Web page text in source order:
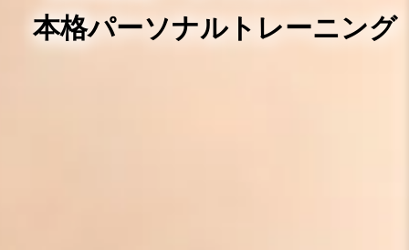
本格パーソナルトレーニング